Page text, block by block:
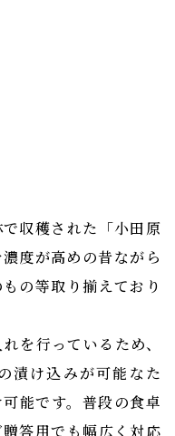
収穫された「小田原
度が高めの昔ながら
の等取り揃えており
を行っているため、
漬け込みが可能なた
能です。普段の食卓
答用でも幅広く対応